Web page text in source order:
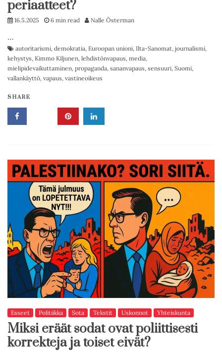
periaatteet?
16.5.2025 6 min read Nalle Österman
…
autoritarismi, demokratia, Euroopan unioni, Ilta-Sanomat, journalismi,
kehystys, Kimmo Kiljunen, lehdistönvapaus, media,
mielipidevaikuttaminen, propaganda, sananvapaus, sensuuri, Suomi,
vallankäyttö, vapaus, vastineoikeus
SHARE
Esseet Politiikka Sota Tekstit Uskonnot Yhteiskunta
Miksi eräät sodat ovat poliittisesti
korrekteja ja toiset eivät?